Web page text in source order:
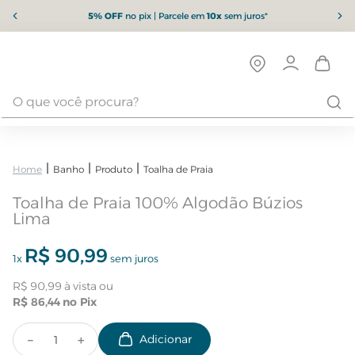
5% OFFno pix | Parcele em10xsem juros*
Banho Produto Toalha de Praia
Toalha de Praia 100% Algodão Búzios
Lima
1x R$ 90,99 sem juros
R$ 90,99
R$ 86,44
＋
－